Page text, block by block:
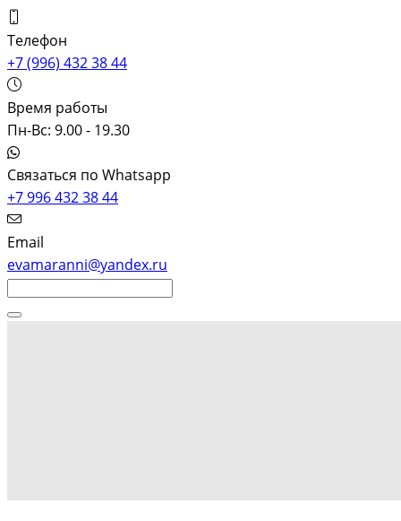
Телефон
+7 (996) 432 38 44
Время работы
Пн-Вс: 9.00 - 19.30
Связаться по Whatsapp
+7 996 432 38 44
Email
evamaranni@yandex.ru